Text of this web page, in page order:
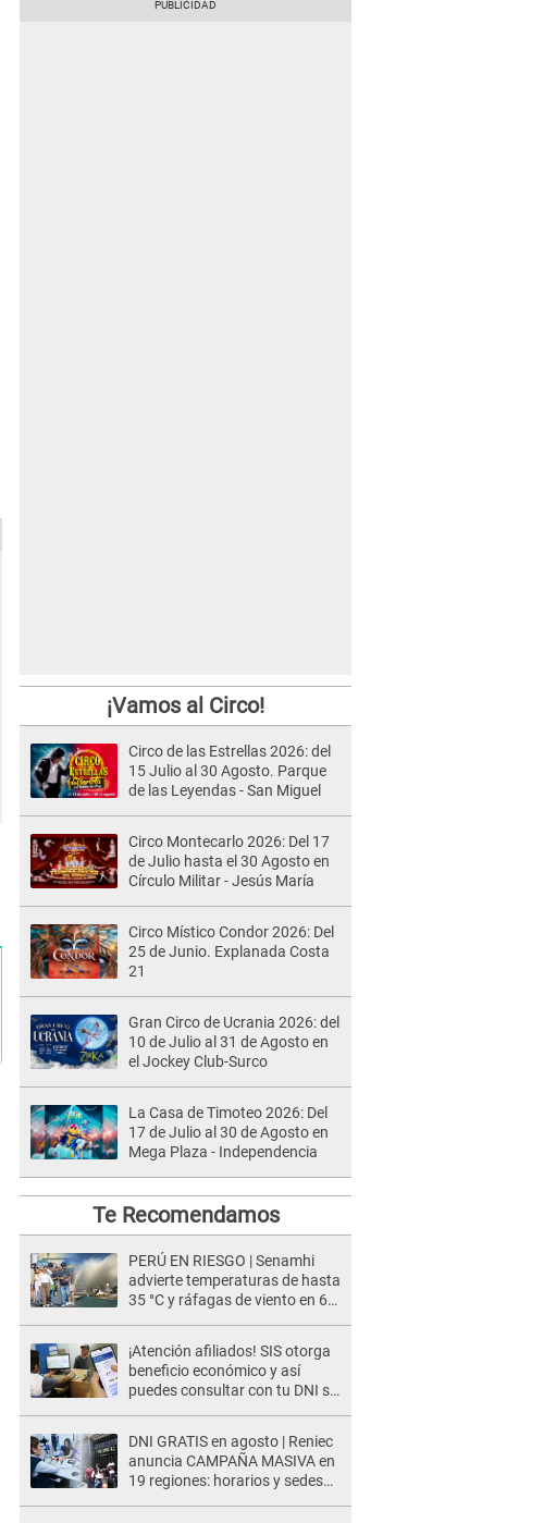
¡Vamos al Circo!
Circo de las Estrellas 2026: del
15 Julio al 30 Agosto. Parque
de las Leyendas - San Miguel
Circo Montecarlo 2026: Del 17
de Julio hasta el 30 Agosto en
Círculo Militar - Jesús María
Circo Místico Condor 2026: Del
25 de Junio. Explanada Costa
21
Gran Circo de Ucrania 2026: del
10 de Julio al 31 de Agosto en
el Jockey Club-Surco
La Casa de Timoteo 2026: Del
17 de Julio al 30 de Agosto en
Mega Plaza - Independencia
Te Recomendamos
PERÚ EN RIESGO | Senamhi
advierte temperaturas de hasta
35 °C y ráfagas de viento en 6
¡Atención afiliados! SIS otorga
beneficio económico y así
puedes consultar con tu DNI si
DNI GRATIS en agosto | Reniec
anuncia CAMPAÑA MASIVA en
19 regiones: horarios y sedes